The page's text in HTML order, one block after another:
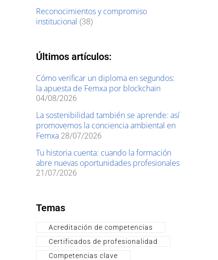
Reconocimientos y compromiso
institucional (38)
Últimos artículos:
Cómo verificar un diploma en segundos:
la apuesta de Femxa por blockchain
04/08/2026
La sostenibilidad también se aprende: así
promovemos la conciencia ambiental en
Femxa 28/07/2026
Tu historia cuenta: cuando la formación
abre nuevas oportunidades profesionales
21/07/2026
Temas
Acreditación de competencias
Certificados de profesionalidad
Competencias clave